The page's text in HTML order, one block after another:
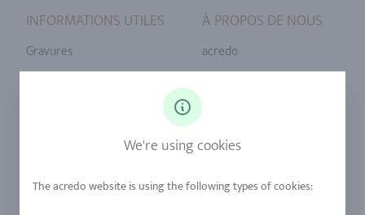
INFORMATIONS UTILES
Gravures
Urban Mining
À PROPOS DE NOUS
acredo
Notre qualité
Boutique +32 (2) 358 61 07
We're using cookies